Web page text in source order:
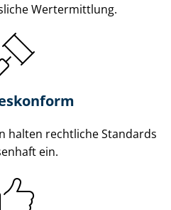
Wertermittlung.
halten rechtliche Standards
ein.